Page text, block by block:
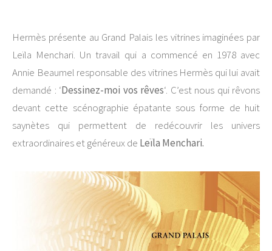
Hermès présente au Grand Palais les vitrines imaginées par
Leïla Menchari. Un travail qui a commencé en 1978 avec
Annie Beaumel responsable des vitrines Hermès qui lui avait
demandé : ‘Dessinez-moi vos rêves‘. C’est nous qui rêvons
devant cette scénographie épatante sous forme de huit
saynètes qui permettent de redécouvrir les univers
extraordinaires et généreux de Leïla Menchari.